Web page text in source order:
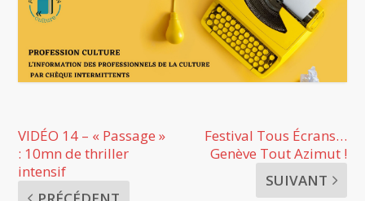
VIDÉO 14 – « Passage »
: 10mn de thriller
intensif
Festival Tous Écrans…
Genève Tout Azimut !
SUIVANT